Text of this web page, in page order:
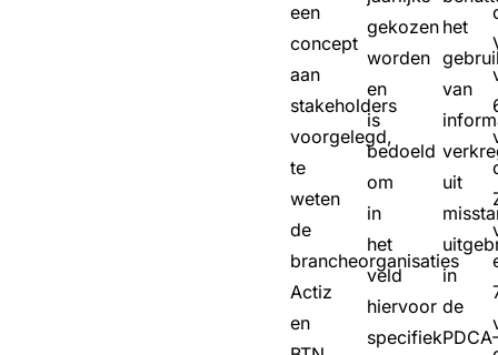
een
concept
aan
stakeholders
voorgelegd,
te
weten
de
brancheorganisaties
Actiz
en
gekozen
worden
en
is
bedoeld
om
in
het
veld
hiervoor
specifiek
het
van
uit
in
de